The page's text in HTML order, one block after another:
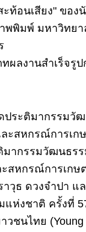
ะท้อนเสียง" ขอ
พพิมพ์ มหาวิทย
ผลงานสำเร็จรู
ประติมากรรม
ะสหกรณ์การเก
มากรรมวัฒนธร
สหกรณ์การเกษ
วุธ ดวงจำปา แ
แห่งชาติ ครั้งที่
วชนไทย (Young